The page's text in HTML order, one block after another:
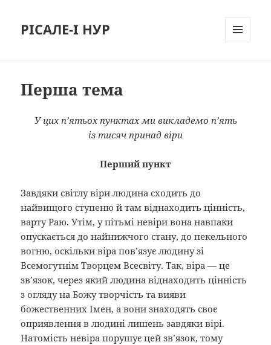
РІСАЛЕ-І НУР
Перша тема
У цих п’ятьох пунктах ми викладемо п’ять
із тисяч принад віри
Перший пункт
Завдяки світлу віри людина сходить до
найвищого ступеню й там віднаходить цінність,
варту Раю. Утім, у пітьмі невіри вона навпаки
опускається до найнижчого стану, до пекельного
вогню, оскільки віра пов’язує людину зі
Всемогутнім Творцем Всесвіту. Так, віра — це
зв’язок, через який людина віднаходить цінність
з огляду на Божу творчість та вияви
божественних Імен, а вони знаходять своє
оприявлення в людині лишень завдяки вірі.
Натомість невіра порушує цей зв’язок, тому